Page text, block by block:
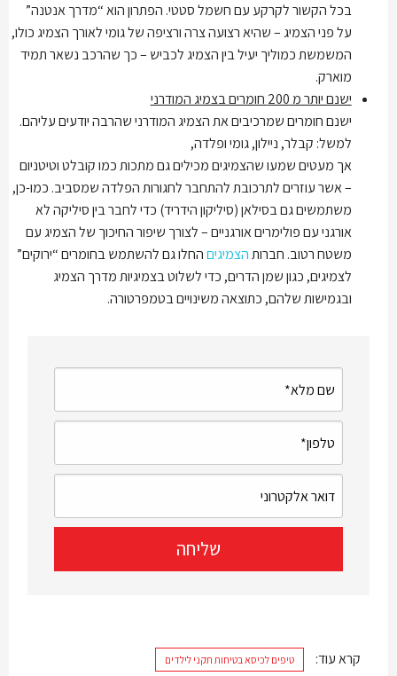
בכל הקשור לקרקע עם חשמל סטטי. הפתרון הוא “מדרך אנטנה”
על פני הצמיג – שהיא רצועה צרה ורציפה של גומי לאורך הצמיג כולו,
המשמשת כמוליך יעיל בין הצמיג לכביש – כך שהרכב נשאר תמיד
מוארק.
ישנם יותר מ 200 חומרים בצמיג המודרני
ישנם חומרים שמרכיבים את הצמיג המודרני שהרבה יודעים עליהם.
למשל: קבלר, ניילון, גומי ופלדה,
אך מעטים שמעו שהצמיגים מכילים גם מתכות כמו קובלט וטיטניום
– אשר עוזרים לתרכובת להתחבר לחגורות הפלדה שמסביב. כמו-כן,
משתמשים גם בסילאן (סיליקון הידריד) כדי לחבר בין סיליקה לא
אורגני עם פולימרים אורגניים – לצורך שיפור החיכוך של הצמיג עם
משטח רטוב. חברותהצמיגיםהחלו גם להשתמש בחומרים “ירוקים”
לצמיגים, כגון שמן הדרים, כדי לשלוט בצמיגיות מדרך הצמיג
ובגמישות שלהם, כתוצאה משינויים בטמפרטורה.
קרא עוד: טיפים לכיסא בטיחות תקני לילדים